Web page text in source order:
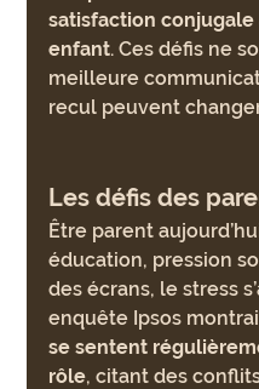
satisfaction
enfant. Ces défis ne
meilleure
recul peuvent
Les défis des
Être parent
éducation, pression
des écrans, le stress
enquête Ipsos
se sentent
rôle, citant des